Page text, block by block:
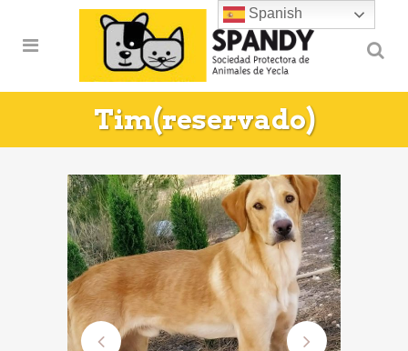
Tim(reservado)
Spanish